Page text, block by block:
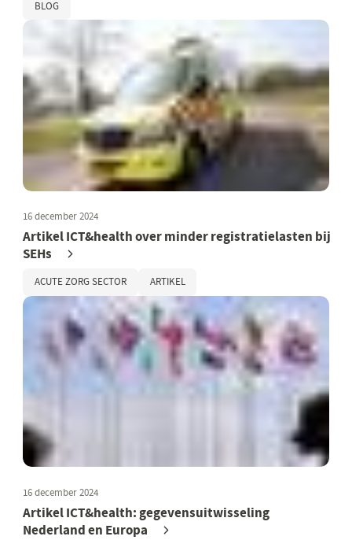
BLOG
16 december 2024
Artikel ICT&health over minder registratielasten bij
SEHs
ACUTE ZORG SECTOR ARTIKEL
16 december 2024
Artikel ICT&health: gegevensuitwisseling
Nederland en Europa